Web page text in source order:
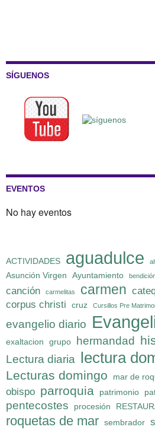
SÍGUENOS
EVENTOS
No hay eventos
ACTIVIDADES aguadulce
Asunción Virgen Ayuntamiento
canción carmelitas carmen
corpus christi cruz Cursillos Pre
evangelio diario
exaltacion grupo hermandad
Lectura diaria lectura
Lecturas domingo mar de
obispo parroquia patrimonio
pentecostes procesión
roquetas de mar sembrador